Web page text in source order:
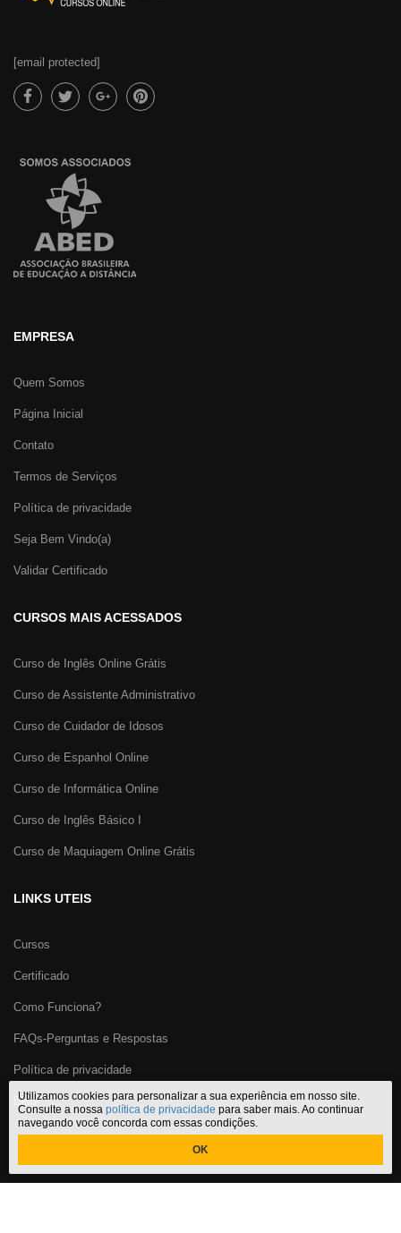
[email protected]
EMPRESA
Quem Somos
Página Inicial
Contato
Termos de Serviços
Política de privacidade
Seja Bem Vindo(a)
Validar Certificado
CURSOS MAIS ACESSADOS
Curso de Inglês Online Grátis
Curso de Assistente Administrativo
Curso de Cuidador de Idosos
Curso de Espanhol Online
Curso de Informática Online
Curso de Inglês Básico I
Curso de Maquiagem Online Grátis
LINKS UTEIS
Cursos
Certificado
Como Funciona?
FAQs-Perguntas e Respostas
Política de privacidade
Blog
Utilizamos cookies para personalizar a sua experiência em nosso site.
Consulte a nossa política de privacidade para saber mais. Ao continuar
navegando você concorda com essas condições.
OK